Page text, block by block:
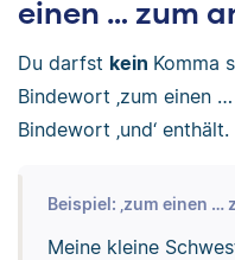
einen … zum
Du darfst kein Komma
Bindewort ‚zum einen
Bindewort ‚und‘ enthält.
Beispiel: ‚zum einen …
Meine kleine